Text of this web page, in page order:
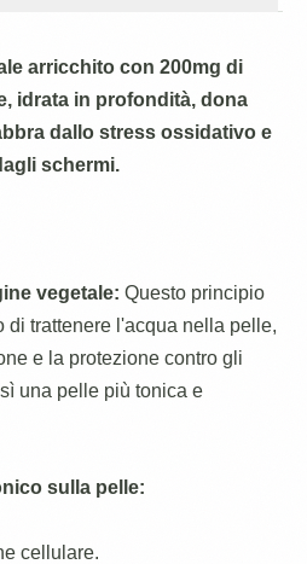
arricchito con 200mg di
idrata in profondità, dona
dallo stress ossidativo e
schermi.
vegetale: Questo principio
di trattenere l'acqua nella pelle,
e la protezione contro gli
una pelle più tonica e
sulla pelle:
cellulare.